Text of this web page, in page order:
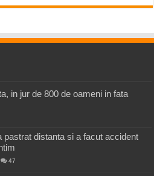
in jur de 800 de oameni in fata
pastrat distanta si a facut accident
47